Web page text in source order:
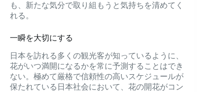
も、新たな気分で取り組もうと気持ちを清めてく
れる。
一瞬を大切にする
日本を訪れる多くの観光客が知っているように、
花がいつ満開になるかを常に予測することはでき
ない。極めて厳格で信頼性の高いスケジュールが
保たれている日本社会において、花の開花がコン